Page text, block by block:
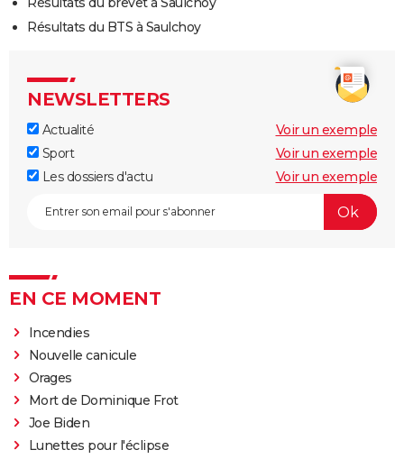
Résultats du BTS à Saulchoy
NEWSLETTERS
Actualité
Voir un exemple
Sport
Voir un exemple
Les dossiers d'actu
Voir un exemple
EN CE MOMENT
Incendies
Nouvelle canicule
Orages
Mort de Dominique Frot
Joe Biden
Lunettes pour l'éclipse